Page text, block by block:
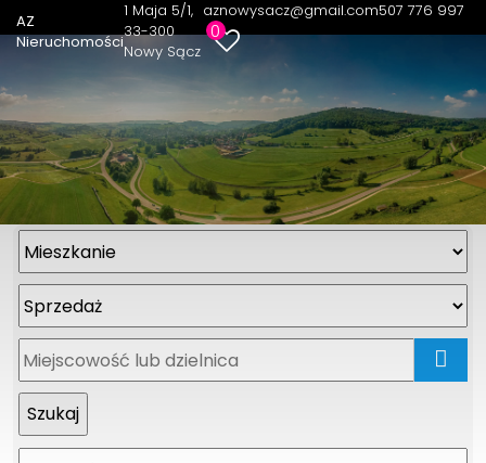
AZ
Nieruchomości
1 Maja 5/1
33-300
Nowy Sącz
aznowysacz@gmail.com507 776 997
0